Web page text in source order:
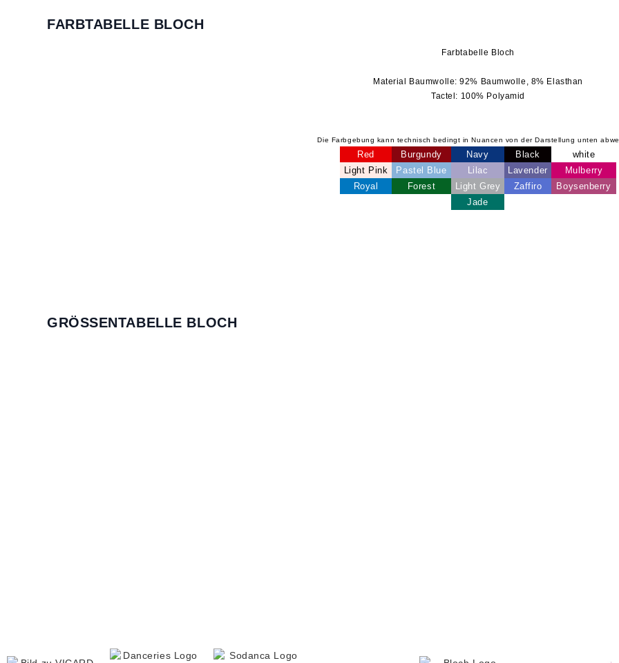
FARBTABELLE BLOCH
Farbtabelle Bloch
Material Baumwolle: 92% Baumwolle, 8% Elasthan
Tactel: 100% Polyamid
Die Farbgebung kann technisch bedingt in Nuancen von der Darstellung unten
Red Burgundy Navy Black
white
Light Pink
Pastel Blue Lilac Lavender
Mulberry
Royal
Forest Light Grey Zaffiro
Boysenberry
Jade
GRÖSSENTABELLE BLOCH